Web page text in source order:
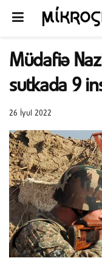
Müdafiə
sutkada 9
26 İyul 2022